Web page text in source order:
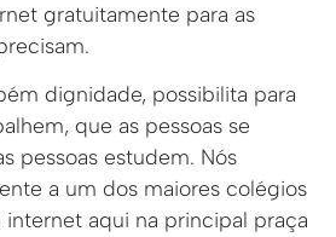
gratuitamente para as
dignidade, possibilita para
que as pessoas se
pessoas estudem. Nós
a um dos maiores colégios
internet aqui na principal praça